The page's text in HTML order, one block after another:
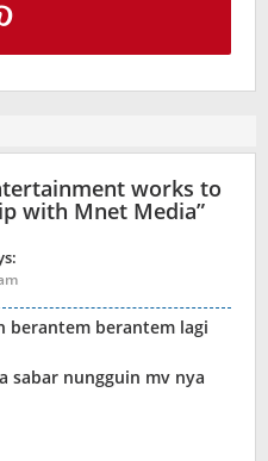
works to
with Mnet Media”
berantem berantem lagi
sabar nungguin mv nya